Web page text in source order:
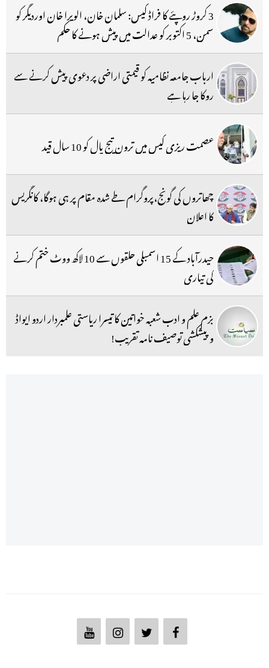
3 کروڑ روپئے کا فراڈ کیس: سلمان خان، الویرا خان اوردیگر کو
سمن، 5 اکتوبر کو عدالت میں پیش ہونے کا حکم
ارباب جامعہ نظامیہ کو قیمتی اراضی پر دعوی پیش کرنے سے
روکا جا رہا ہے
عصمت ریزی کیس میں ترون تیج پال کو 10 سال قید
چھاتروں کی گونج،پروگرام طے شدہ مقام پر ہی ہوگا، کانگریس
کا اعلان
حیدرآباد کے 15 اسمبلی حلقوں سے 10 لاکھ ووٹ ختم کرنے
کی تیاری
بزم علم و ادب شعبہ خواتین کا تیسرا ریاستی علمبردار اردو ایواڈ
و پیشکشی توصیف نامہ تقریب!